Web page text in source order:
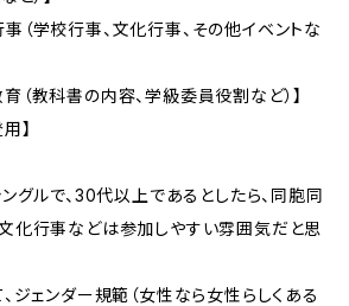
（学校行事、文化行事、その他イベントな
（教科書の内容、学級委員役割など）】
】
ングルで、30代以上であるとしたら、同胞同
化行事などは参加しやすい雰囲気だと思
、ジェンダー規範（女性なら女性らしくある